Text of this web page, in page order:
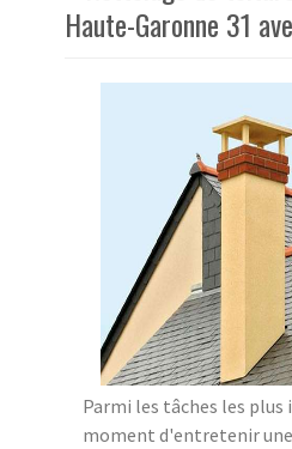
Haute-Garonne 31
Parmi les tâches les
moment d'entretenir